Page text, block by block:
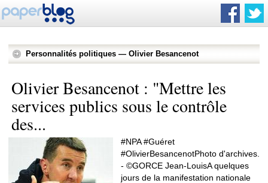
Personnalités politiques — Olivier Besancenot
Olivier Besancenot : "Mettre les
services publics sous le contrôle
des...
#NPA #Guéret
#OlivierBesancenotPhoto d'archives.
- ©GORCE Jean-LouisA quelques
jours de la manifestation nationale